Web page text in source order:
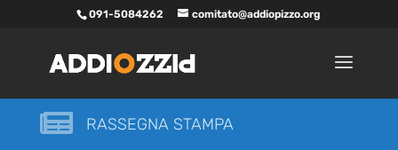
091-5084262 comitato@addiopizzo.org
 RASSEGNA STAMPA